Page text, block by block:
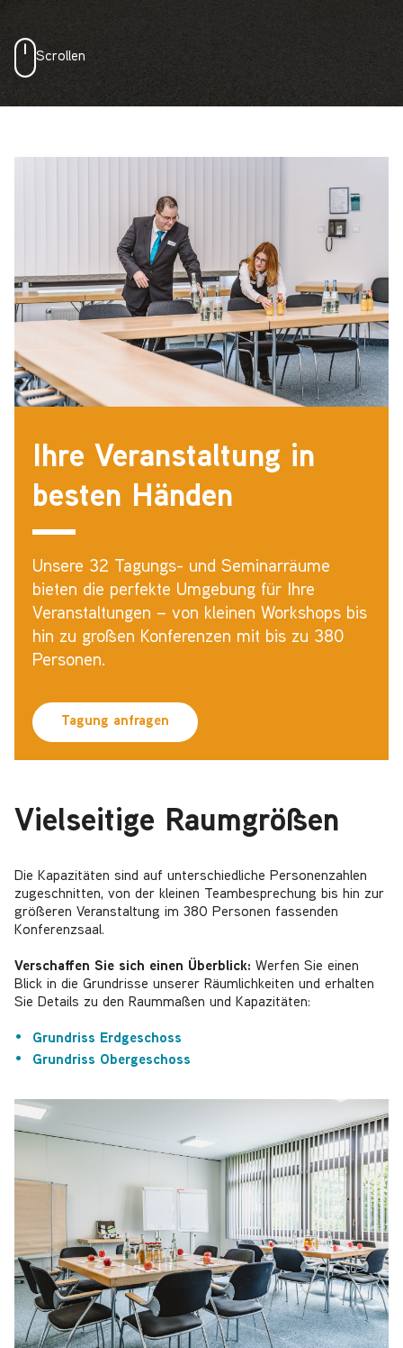
Scrollen
Ihre Veranstaltung in
besten Händen
Unsere 32 Tagungs- und Seminarräume
bieten die perfekte Umgebung für Ihre
Veranstaltungen – von kleinen Workshops bis
hin zu großen Konferenzen mit bis zu 380
Personen.
Tagung anfragen
Vielseitige Raumgrößen
Die Kapazitäten sind auf unterschiedliche Personenzahlen
zugeschnitten, von der kleinen Teambesprechung bis hin zur
größeren Veranstaltung im 380 Personen fassenden
Konferenzsaal.
Verschaffen Sie sich einen Überblick: Werfen Sie einen
Blick in die Grundrisse unserer Räumlichkeiten und erhalten
Sie Details zu den Raummaßen und Kapazitäten:
Grundriss Erdgeschoss
Grundriss Obergeschoss